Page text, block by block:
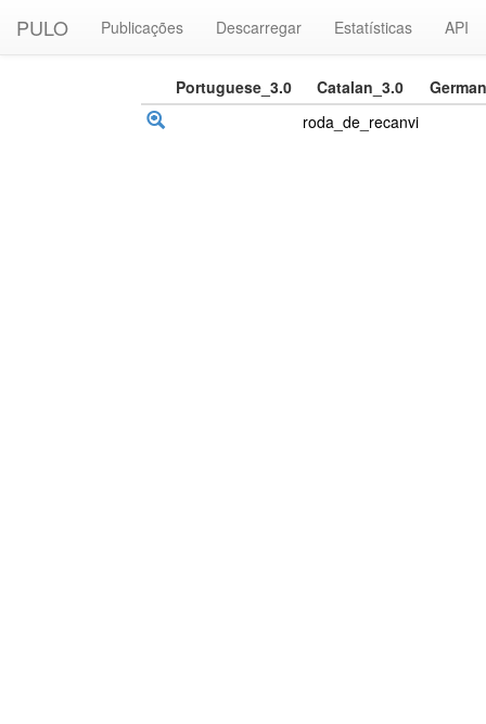
PULO Publicações Descarregar Estatísticas API
Portuguese_3.0 Catalan_3.0
roda_de_recanvi